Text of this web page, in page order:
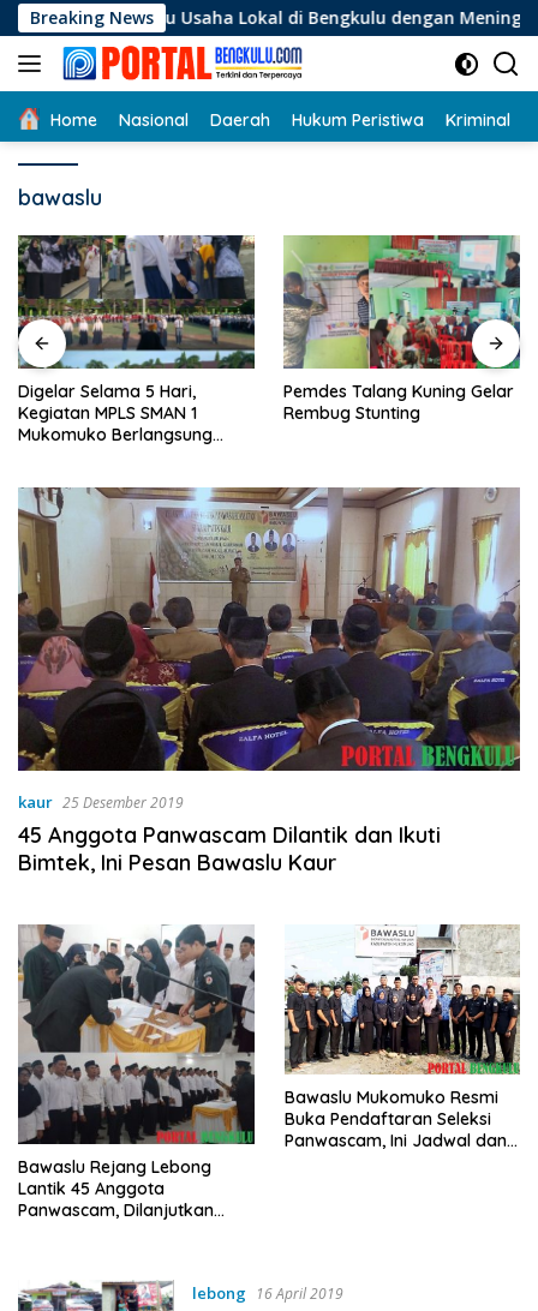
Langsung
ke
konten
Breaking News
Usaha Lokal di Bengkulu dengan Meningkatkan Ruang
Home Nasional Daerah Hukum Peristiwa Kriminal
bawaslu
Digelar Selama 5 Hari,
Kegiatan MPLS SMAN 1
Mukomuko Berlangsung
Pemdes Talang Kuning Gelar
Rembug Stunting
kaur 25 Desember 2019
45 Anggota Panwascam Dilantik dan Ikuti
Bimtek, Ini Pesan Bawaslu Kaur
Bawaslu Rejang Lebong
Lantik 45 Anggota
Panwascam, Dilanjutkan
Bawaslu Mukomuko Resmi
Buka Pendaftaran Seleksi
Panwascam, Ini Jadwal dan
lebong 16 April 2019